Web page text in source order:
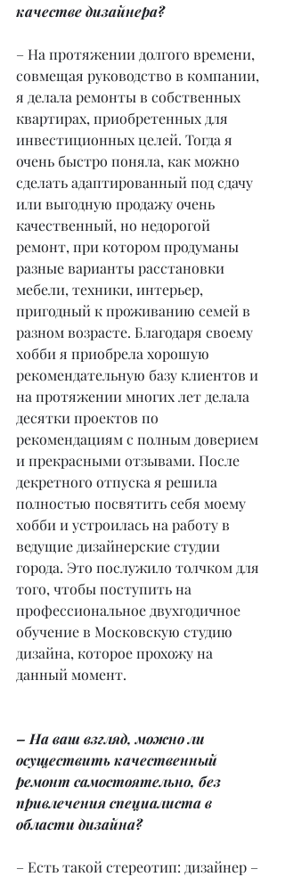
качестве дизайнера?
– На протяжении долгого времени,
совмещая руководство в компании,
я делала ремонты в собственных
квартирах, приобретенных для
инвестиционных целей. Тогда я
очень быстро поняла, как можно
сделать адаптированный под сдачу
или выгодную продажу очень
качественный, но недорогой
ремонт, при котором продуманы
разные варианты расстановки
мебели, техники, интерьер,
пригодный к проживанию семей в
разном возрасте. Благодаря своему
хобби я приобрела хорошую
рекомендательную базу клиентов и
на протяжении многих лет делала
десятки проектов по
рекомендациям с полным доверием
и прекрасными отзывами. После
декретного отпуска я решила
полностью посвятить себя моему
хобби и устроилась на работу в
ведущие дизайнерские студии
города. Это послужило толчком для
того, чтобы поступить на
профессиональное двухгодичное
обучение в Московскую студию
дизайна, которое прохожу на
данный момент.
– На ваш взгляд, можно ли
осуществить качественный
ремонт самостоятельно, без
привлечения специалиста в
области дизайна?
– Есть такой стереотип: дизайнер –